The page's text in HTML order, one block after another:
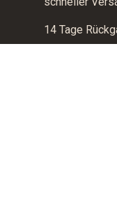
14 Tage